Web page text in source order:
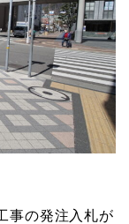
事の発注入札が